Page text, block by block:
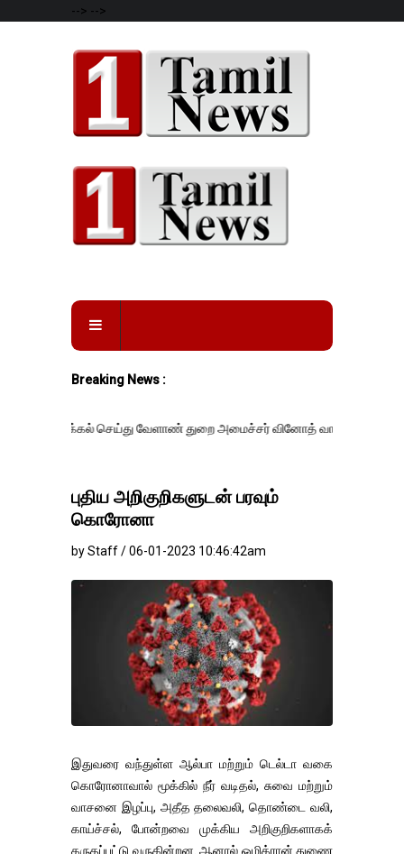
--> -->
Breaking News :
செய்து வேளாண் துறை அமைச்சர் வினோத் வாசித்து வருகிறார். �.
புதிய அறிகுறிகளுடன் பரவும்
கொரோனா
by Staff / 06-01-2023 10:46:42am
இதுவரை வந்துள்ள ஆல்பா மற்றும் டெல்டா வகை
கொரோனாவால் மூக்கில் நீர் வடிதல், சுவை மற்றும்
வாசனை இழப்பு, அதீத தலைவலி, தொண்டை வலி,
காய்ச்சல், போன்றவை முக்கிய அறிகுறிகளாகக்
கருதப்பட்டு வருகின்றன. ஆனால் ஓமிக்ரான் துணை